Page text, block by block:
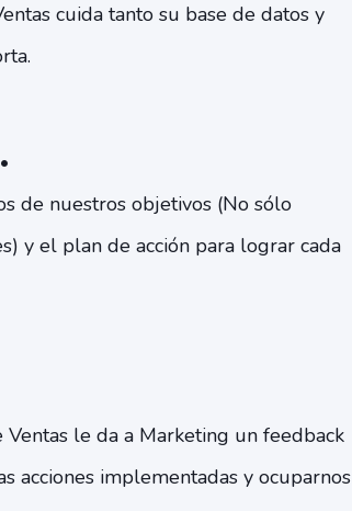
cuida tanto su base de datos y
de nuestros objetivos (No sólo
y el plan de acción para lograr cada
le da a Marketing un feedback
acciones implementadas y ocuparnos